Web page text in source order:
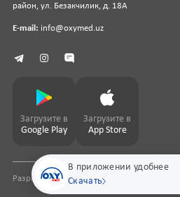
В приложении удобнее
Скачать
район, ул. Безакчилик, д. 18А
E-mail: info@oxymed.uz
Загрузите в
Google Play
Загрузите в
App Store
Разработка сайтаpharmit.uz